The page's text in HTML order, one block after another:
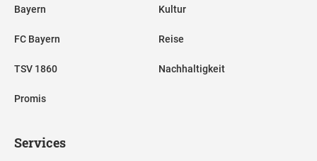
Bayern
FC Bayern
TSV 1860
Promis
Kultur
Reise
Nachhaltigkeit
Services